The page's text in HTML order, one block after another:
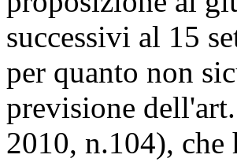
successivi al 15
per quanto non
previsione
2010, n.104),